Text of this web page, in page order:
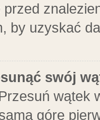
by uzyskać
swój
wątek
górę